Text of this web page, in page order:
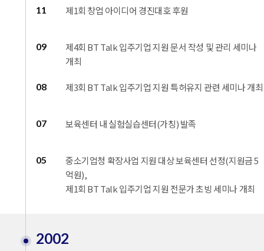
11 제1회 창업 아이디어 경진대호 후원
09
제4회 BT Talk 입주기업 지원 문서 작성 및 관리 세미나
개최
08 제3회 BT Talk 입주기업 지원 특허유지 관련 세미나 개최
07 보육센터 내 실험실습센터(가칭) 발족
05
중소기업청 확장사업 지원 대상 보육센터 선정(지원금 5
억원),
제1회 BT Talk 입주기업 지원 전문가 초빙 세미나 개최
2002